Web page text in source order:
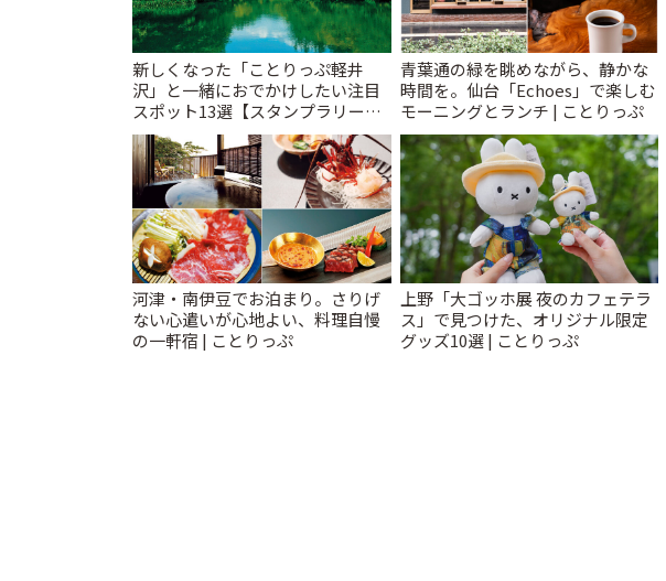
新しくなった「ことりっぷ軽井
沢」と一緒におでかけしたい注目
スポット13選【スタンプラリー開
催中】 | ことりっぷ
青葉通の緑を眺めながら、静かな
時間を。仙台「Echoes」で楽しむ
モーニングとランチ | ことりっぷ
河津・南伊豆でお泊まり。さりげ
ない心遣いが心地よい、料理自慢
の一軒宿 | ことりっぷ
上野「大ゴッホ展 夜のカフェテラ
ス」で見つけた、オリジナル限定
グッズ10選 | ことりっぷ